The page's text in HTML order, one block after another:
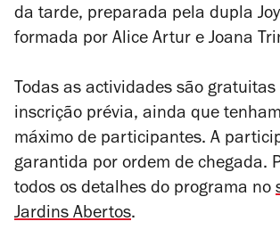
da tarde, preparada pela dupla
formada por Alice Artur e Joana
Todas as actividades são gratuitas
inscrição prévia, ainda que
máximo de participantes. A
garantida por ordem de chegada.
todos os detalhes do programa no
Jardins Abertos.